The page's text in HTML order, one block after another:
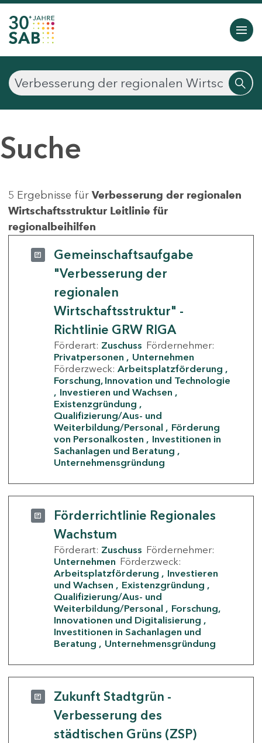
Suche
5 Ergebnisse für Verbesserung der regionalen
Wirtschaftsstruktur Leitlinie für
regionalbeihilfen
Gemeinschaftsaufgabe
"Verbesserung der
regionalen
Wirtschaftsstruktur" -
Richtlinie GRW RIGA
Förderart: Zuschuss Fördernehmer:
Privatpersonen
Unternehmen
Förderzweck: Arbeitsplatzförderung
Forschung, Innovation und Technologie
Investieren und Wachsen
Existenzgründung
Qualifizierung/Aus- und
Weiterbildung/Personal
Förderung
von Personalkosten
Investitionen in
Sachanlagen und Beratung
Unternehmensgründung
Förderrichtlinie Regionales
Wachstum
Förderart: Zuschuss Fördernehmer:
Unternehmen Förderzweck:
Arbeitsplatzförderung
Investieren
und Wachsen
Existenzgründung
Qualifizierung/Aus- und
Weiterbildung/Personal
Forschung,
Innovationen und Digitalisierung
Investitionen in Sachanlagen und
Beratung
Unternehmensgründung
Zukunft Stadtgrün -
Verbesserung des
städtischen Grüns (ZSP)